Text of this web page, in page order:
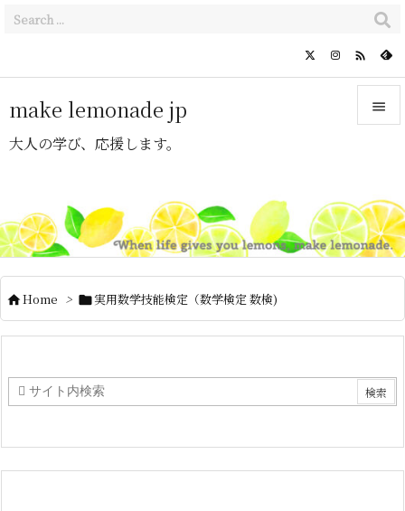
make lemonade jp
大人の学び、応援します。


サイド

次へ

Home > 実用数学技能検定（数学検定 数検)